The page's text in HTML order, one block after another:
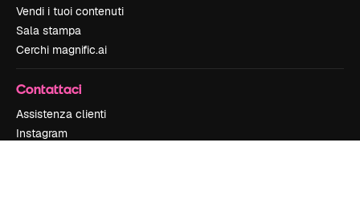
Vendi i tuoi contenuti
Sala stampa
Cerchi magnific.ai
Contattaci
Assistenza clienti
Instagram